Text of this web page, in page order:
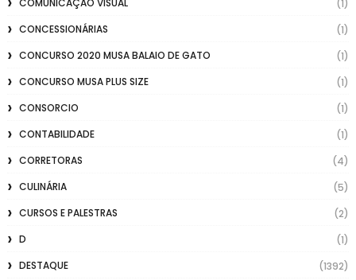
COMUNICAÇÃO VISUAL
(1)
CONCESSIONÁRIAS
(1)
CONCURSO 2020 MUSA BALAIO DE GATO
(1)
CONCURSO MUSA PLUS SIZE
(1)
CONSORCIO
(1)
CONTABILIDADE
(1)
CORRETORAS
(4)
CULINÁRIA
(5)
CURSOS E PALESTRAS
(2)
D
(1)
DESTAQUE
(1392)